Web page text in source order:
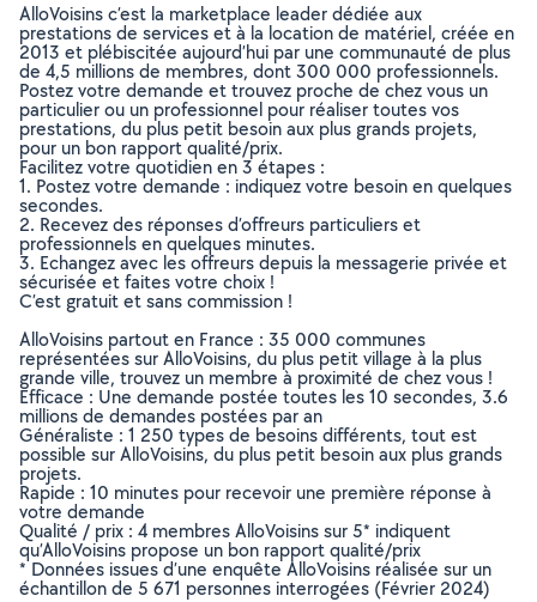
AlloVoisins c’est la marketplace leader dédiée aux
prestations de services et à la location de matériel, créée en
2013 et plébiscitée aujourd’hui par une communauté de plus
de 4,5 millions de membres, dont 300 000 professionnels.
Postez votre demande et trouvez proche de chez vous un
particulier ou un professionnel pour réaliser toutes vos
prestations, du plus petit besoin aux plus grands projets,
pour un bon rapport qualité/prix.
Facilitez votre quotidien en 3 étapes :
1. Postez votre demande : indiquez votre besoin en quelques
secondes.
2. Recevez des réponses d’offreurs particuliers et
professionnels en quelques minutes.
3. Echangez avec les offreurs depuis la messagerie privée et
sécurisée et faites votre choix !
C’est gratuit et sans commission !
AlloVoisins partout en France : 35 000 communes
représentées sur AlloVoisins, du plus petit village à la plus
grande ville, trouvez un membre à proximité de chez vous !
Efficace : Une demande postée toutes les 10 secondes, 3.6
millions de demandes postées par an
Généraliste : 1 250 types de besoins différents, tout est
possible sur AlloVoisins, du plus petit besoin aux plus grands
projets.
Rapide : 10 minutes pour recevoir une première réponse à
votre demande
Qualité / prix : 4 membres AlloVoisins sur 5* indiquent
qu’AlloVoisins propose un bon rapport qualité/prix
* Données issues d’une enquête AlloVoisins réalisée sur un
échantillon de 5 671 personnes interrogées (Février 2024)